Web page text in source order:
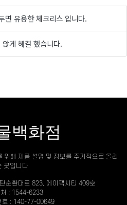
면 유용한 체크리스 입니다.
게 해결 했습니다.
백화점
위해 제품 설명 및 정보를 주기적으로 올리
곳입니다
순환대로 823, 에이팩시티 409호
처 : 1544-6233
호 : 140-77-00649